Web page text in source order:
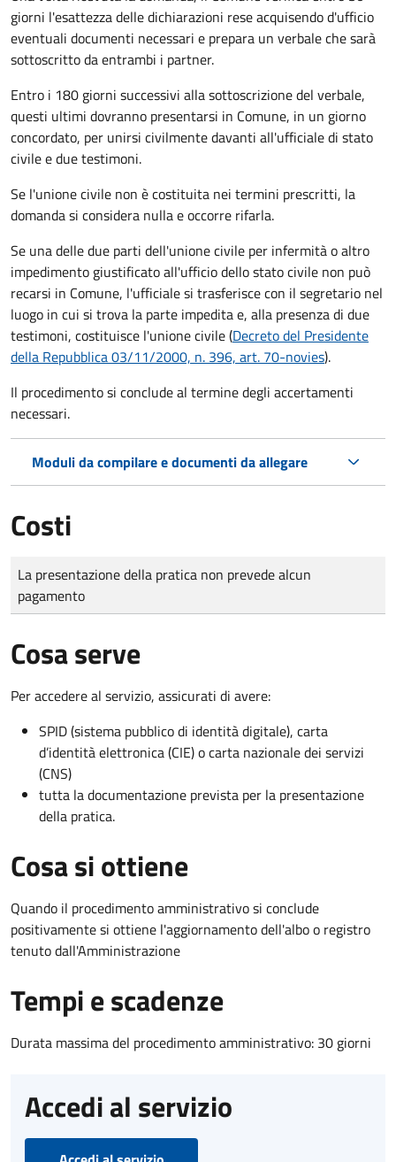
giorni l'esattezza delle dichiarazioni rese acquisendo d'ufficio
eventuali documenti necessari e prepara un verbale che sarà
sottoscritto da entrambi i partner.
Entro i 180 giorni successivi alla sottoscrizione del verbale,
questi ultimi dovranno presentarsi in Comune, in un giorno
concordato, per unirsi civilmentedavanti all'ufficiale di stato
civilee due testimoni.
Se l'unione civile non è costituita nei termini prescritti, la
domanda si considera nulla e occorre rifarla.
Se una delle due parti dell'unione civile per infermità o altro
impedimento giustificato all'ufficio dello stato civile non può
recarsi in Comune, l'ufficiale si trasferisce con il segretario nel
luogo in cui si trova la parte impedita e, alla presenza di due
testimoni, costituisce l'unione civile (Decreto del Presidente
della Repubblica 03/11/2000, n. 396, art. 70-novies).
Il procedimento si conclude al termine degli accertamenti
necessari.
Moduli da compilare e documenti da allegare
Costi
Tipo di pagamento
Importo
La presentazione della pratica non prevede alcun
pagamento
Cosa serve
Per accedere al servizio, assicurati di avere:
SPID (sistema pubblico di identità digitale), carta
d’identità elettronica (CIE) o carta nazionale dei servizi
(CNS)
tutta la documentazione prevista per la presentazione
della pratica.
Cosa si ottiene
Quando il procedimento amministrativo si conclude
positivamente si ottiene l'aggiornamento dell'albo o registro
tenuto dall'Amministrazione
Tempi e scadenze
Durata massima del procedimento amministrativo: 30 giorni
Accedi al servizio